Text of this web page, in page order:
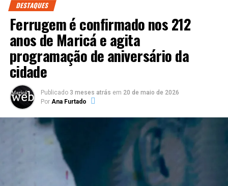
hexacampeonato.
Além da transmissão dos jogos em telão, o público
poderá aproveitar uma programação cultural
especialmente preparada para animar os intervalos e o
pré-jogo, reforçando a ligação entre o futebol e a cultura
brasileira.
A iniciativa também contribui para movimentar o Centro da
cidade, incentivando a ocupação dos espaços públicos e
fortalecendo o comércio local durante os dias de evento.
DESTAQUES
Ferrugem é confirmado nos 212
anos de Maricá e agita
programação de aniversário da
cidade
Publicado 3 meses atrás em 20 de maio de 2026
Por Ana Furtado